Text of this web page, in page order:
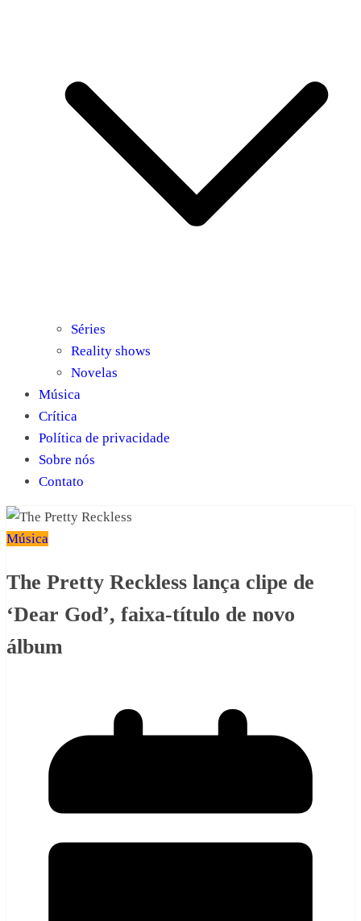
Séries
Reality shows
Novelas
Música
Crítica
Política de privacidade
Sobre nós
Contato
Música
The Pretty Reckless lança clipe de
‘Dear God’, faixa-título de novo
álbum